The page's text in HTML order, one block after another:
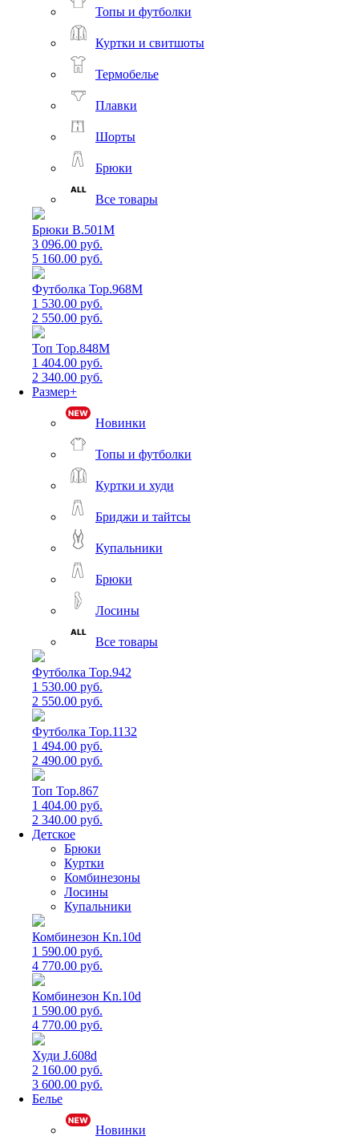
Топы и футболки
Куртки и свитшоты
Термобелье
Плавки
Шорты
Брюки
Все товары
Брюки B.501M
3 096.00 руб.
5 160.00 руб.
Футболка Top.968M
1 530.00 руб.
2 550.00 руб.
Топ Top.848M
1 404.00 руб.
2 340.00 руб.
Размер+
Новинки
Топы и футболки
Куртки и худи
Бриджи и тайтсы
Купальники
Брюки
Лосины
Все товары
Футболка Top.942
1 530.00 руб.
2 550.00 руб.
Футболка Top.1132
1 494.00 руб.
2 490.00 руб.
Топ Top.867
1 404.00 руб.
2 340.00 руб.
Детское
Брюки
Куртки
Комбинезоны
Лосины
Купальники
Комбинезон Kn.10d
1 590.00 руб.
4 770.00 руб.
Комбинезон Kn.10d
1 590.00 руб.
4 770.00 руб.
Худи J.608d
2 160.00 руб.
3 600.00 руб.
Белье
Новинки